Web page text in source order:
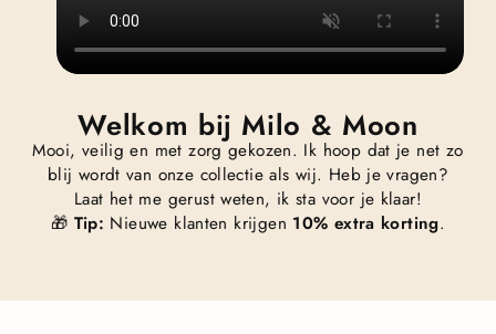
Welkom bij Milo & Moon
Mooi, veilig en met zorg gekozen. Ik hoop dat je net zo
blij wordt van onze collectie als wij. Heb je vragen?
Laat het me gerust weten, ik sta voor je klaar!
🎁 Tip: Nieuwe klanten krijgen 10% extra korting.